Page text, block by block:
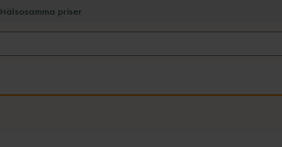
Hälsosamma priser